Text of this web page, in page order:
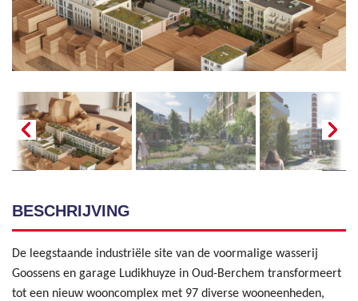
BESCHRIJVING
De leegstaande industriële site van de voormalige wasserij
Goossens en garage Ludikhuyze in Oud-Berchem transformeert
tot een nieuw wooncomplex met 97 diverse wooneenheden,